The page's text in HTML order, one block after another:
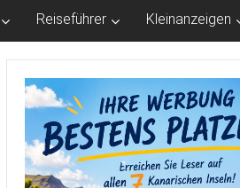
Reiseführer Kleinanzeigen